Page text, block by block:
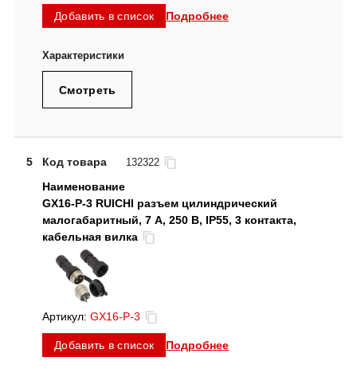
Добавить в список Подробнее
Смотреть
5 Код товара 132322
GX16-P-3 RUICHI разъем цилиндрический
малогабаритный, 7 А, 250 В, IP55, 3 контакта,
кабельная вилка
Артикул: GX16-P-3
Добавить в список Подробнее